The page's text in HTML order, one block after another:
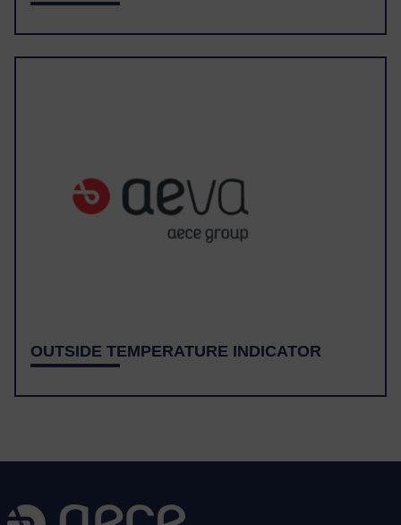
OUTSIDE TEMPERATURE INDICATOR